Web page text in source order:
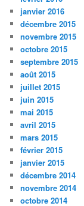
janvier 2016
décembre 2015
novembre 2015
octobre 2015
septembre 2015
août 2015
juillet 2015
juin 2015
mai 2015
avril 2015
mars 2015
février 2015
janvier 2015
décembre 2014
novembre 2014
octobre 2014